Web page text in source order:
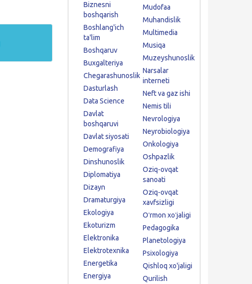
Biznesni
boshqarish
Boshlang'ich
ta'lim
Boshqaruv
Buxgalteriya
Chegarashunoslik
Dasturlash
Data Science
Davlat
boshqaruvi
Davlat siyosati
Demografiya
Dinshunoslik
Diplomatiya
Dizayn
Dramaturgiya
Ekologiya
Ekoturizm
Elektronika
Elektrotexnika
Energetika
Energiya
Mudofaa
Muhandislik
Multimedia
Musiqa
Muzeyshunoslik
Narsalar
interneti
Neft va gaz ishi
Nemis tili
Nevrologiya
Neyrobiologiya
Onkologiya
Oshpazlik
Oziq-ovqat
sanoati
Oziq-ovqat
xavfsizligi
Oʻrmon xoʻjaligi
Pedagogika
Planetologiya
Psixologiya
Qishloq xo'jaligi
Qurilish